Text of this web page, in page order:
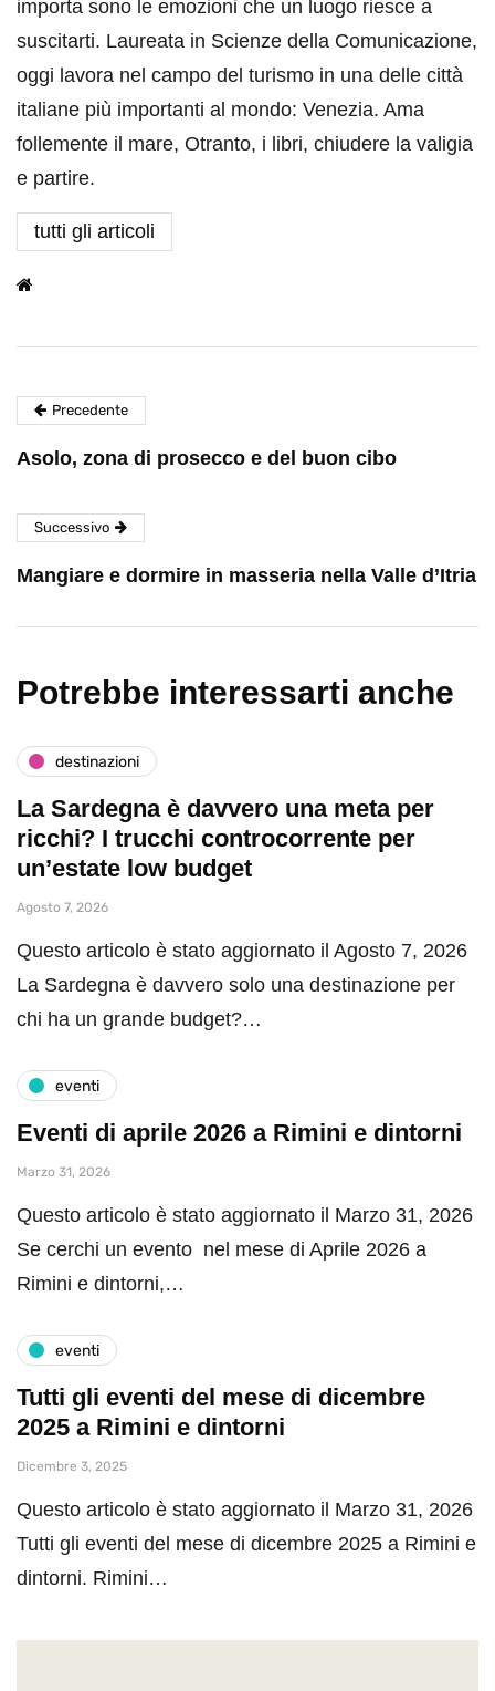
importa sono le emozioni che un luogo riesce a
suscitarti. Laureata in Scienze della Comunicazione,
oggi lavora nel campo del turismo in una delle città
italiane più importanti al mondo: Venezia. Ama
follemente il mare, Otranto, i libri, chiudere la valigia
e partire.
tutti gli articoli
Precedente
Asolo, zona di prosecco e del buon cibo
Successivo
Mangiare e dormire in masseria nella Valle d’Itria
Potrebbe interessarti anche
destinazioni
La Sardegna è davvero una meta per
ricchi? I trucchi controcorrente per
un’estate low budget
Agosto 7, 2026
Questo articolo è stato aggiornato il Agosto 7, 2026
La Sardegna è davvero solo una destinazione per
chi ha un grande budget?…
eventi
Eventi di aprile 2026 a Rimini e dintorni
Marzo 31, 2026
Questo articolo è stato aggiornato il Marzo 31, 2026
Se cerchi un evento nel mese di Aprile 2026 a
Rimini e dintorni,…
eventi
Tutti gli eventi del mese di dicembre
2025 a Rimini e dintorni
Dicembre 3, 2025
Questo articolo è stato aggiornato il Marzo 31, 2026
Tutti gli eventi del mese di dicembre 2025 a Rimini e
dintorni. Rimini…